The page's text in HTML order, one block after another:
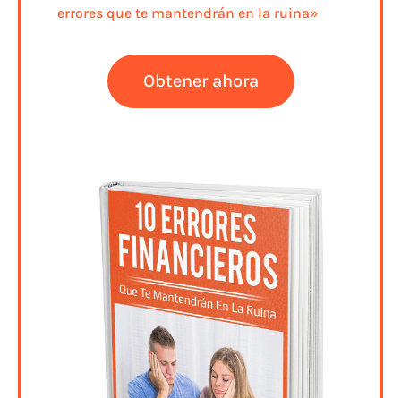
errores que te mantendrán en la ruina»
Obtener ahora